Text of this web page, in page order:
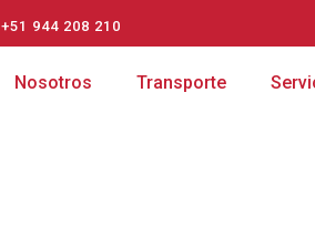
+51 944 208 210
Nosotros Transporte